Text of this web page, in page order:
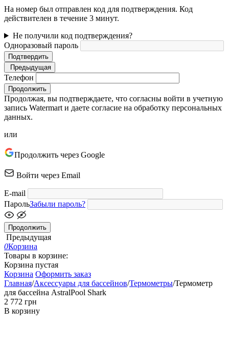
На номер был отправлен код для подтверждения. Код
действителен в течение 3 минут.
Не получили код подтверждения?
Одноразовый пароль
Подтвердить
Предыдущая
Телефон
Продолжить
Продолжая, вы подтверждаете, что согласны войти в учетную
запись Watermart и даете согласие на обработку персональных
данных.
или
Продолжить через Google
Войти через Email
E-mail
ПарольЗабыли пароль?
Продолжить
Предыдущая
0Корзина
Товары в корзине:
Корзина пустая
Корзина Оформить заказ
Главная/Аксессуары для бассейнов/Термометры/Термометр
для бассейна AstralPool Shark
‍2 772‍ грн
В корзину